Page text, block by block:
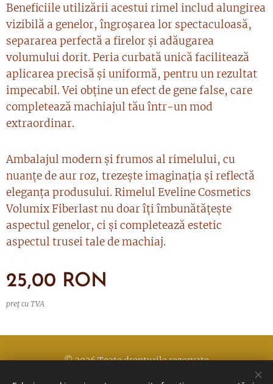
Beneficiile utilizării acestui rimel includ alungirea
vizibilă a genelor, îngroșarea lor spectaculoasă,
separarea perfectă a firelor și adăugarea
volumului dorit. Peria curbată unică facilitează
aplicarea precisă și uniformă, pentru un rezultat
impecabil. Vei obține un efect de gene false, care
completează machiajul tău într-un mod
extraordinar.
Ambalajul modern și frumos al rimelului, cu
nuanțe de aur roz, trezește imaginația și reflectă
eleganța produsului. Rimelul Eveline Cosmetics
Volumix Fiberlast nu doar îți îmbunătățește
aspectul genelor, ci și completează estetic
aspectul trusei tale de machiaj.
25,00 RON
preț cu TVA
© 2026 Toate drepturile rezervate